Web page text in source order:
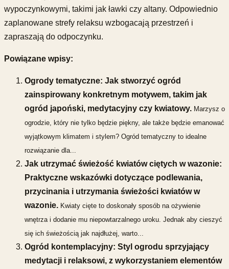
wypoczynkowymi, takimi jak ławki czy altany. Odpowiednio
zaplanowane strefy relaksu wzbogacają przestrzeń i
zapraszają do odpoczynku.
Powiązane wpisy:
Ogrody tematyczne: Jak stworzyć ogród
zainspirowany konkretnym motywem, takim jak
ogród japoński, medytacyjny czy kwiatowy. Marzysz o
ogrodzie, który nie tylko będzie piękny, ale także będzie emanować
wyjątkowym klimatem i stylem? Ogród tematyczny to idealne
rozwiązanie dla...
Jak utrzymać świeżość kwiatów ciętych w wazonie:
Praktyczne wskazówki dotyczące podlewania,
przycinania i utrzymania świeżości kwiatów w
wazonie. Kwiaty cięte to doskonały sposób na ożywienie
wnętrza i dodanie mu niepowtarzalnego uroku. Jednak aby cieszyć
się ich świeżością jak najdłużej, warto...
Ogród kontemplacyjny: Styl ogrodu sprzyjający
medytacji i relaksowi, z wykorzystaniem elementów